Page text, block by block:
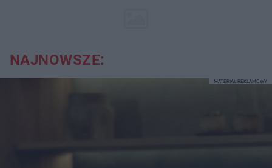
NAJNOWSZE:
MATERIAŁ REKLAMOWY